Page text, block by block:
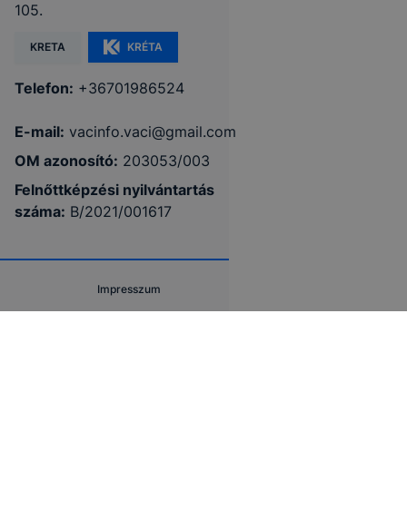
105.
KRETA KRÉTA
Telefon: +36701986524
E-mail: vacinfo.vaci@gmail.com
OM azonosító: 203053/003
Felnőttképzési nyilvántartás
száma: B/2021/001617
Impresszum